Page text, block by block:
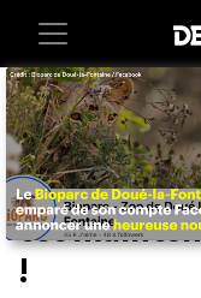
Accueil Animaux
Négligé
chien
est
!